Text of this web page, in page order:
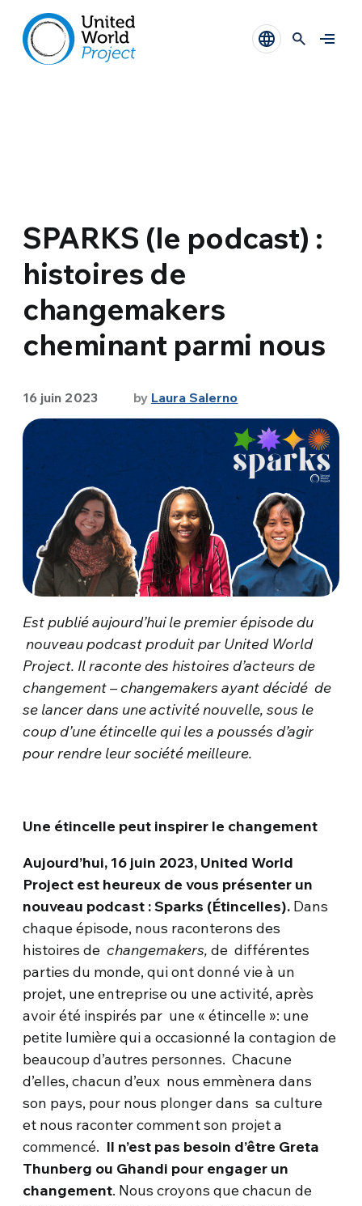
SPARKS (le podcast) :
histoires de
changemakers
cheminant parmi nous
16 juin 2023 by Laura Salerno
Est publié aujourd’hui le premier épisode du
nouveau podcast produit par United World
Project. Il racontedes histoires d’acteurs de
changement – changemakers ayant décidé de
se lancer dans une activité nouvelle, sous le
coup d’une étincelle qui les a poussés d’agir
pour rendre leur société meilleure.
Une étincelle peut inspirer le changement
Aujourd’hui, 16 juin 2023, United World
Project est heureux de vous présenter un
nouveau podcast : Sparks (Étincelles). Dans
chaque épisode, nous raconterons des
histoires dechangemakers, de différentes
parties du monde, qui ont donné vie à un
projet, une entreprise ou une activité, après
avoir été inspirés par une « étincelle »: une
petite lumière qui a occasionné la contagion de
beaucoup d’autres personnes. Chacune
d’elles, chacun d’eux nous emmènera dans
son pays, pour nous plonger dans sa culture
et nous raconter comment son projet a
commencé. Il n’est pas besoin d’être Greta
Thunberg ou Ghandi pour engager un
changement. Nous croyons que chacun de